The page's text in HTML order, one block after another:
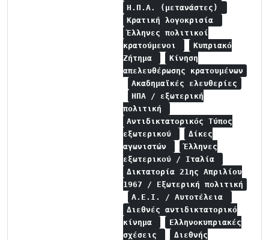
Η.Π.Α. (μετανάστες)
Κρατική λογοκρισία
Έλληνες πολιτικοί
κρατούμενοι
Κυπριακό
Ζήτημα
Κίνηση
απελευθέρωσης κρατουμένων
Ακαδημαϊκές ελευθερίες
ΗΠΑ / εξωτερική
πολιτική
Αντιδικτατορικός Τύπος
εξωτερικού
Δίκες
αγωνιστών
Έλληνες
εξωτερικού / Ιταλία
Δικτατορία 21ης Απριλίου
1967 / Εξωτερική πολιτική
Α.Ε.Ι. / Αυτοτέλεια
Διεθνές αντιδικτατορικό
κίνημα
Ελληνοκυπριακές
σχέσεις
Διεθνής